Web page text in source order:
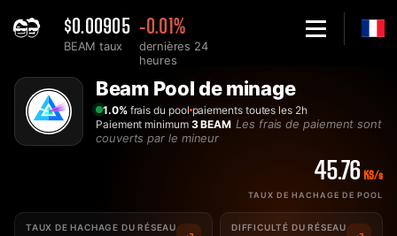
$0.00905
BEAM taux
-0.01%
dernières 24
heures
Home
Meilleure Pool de minage Beam - 2Miners
Beam Pool de minage
1.0%frais du pool paiements toutes les 2h
Paiement minimum 3 BEAM Les frais de paiement sont
couverts par le mineur
45.76 KS/s
TAUX DE HACHAGE DE POOL
TAUX DE HACHAGE DU RÉSEAU DIFFICULTÉ DU RÉSEAU